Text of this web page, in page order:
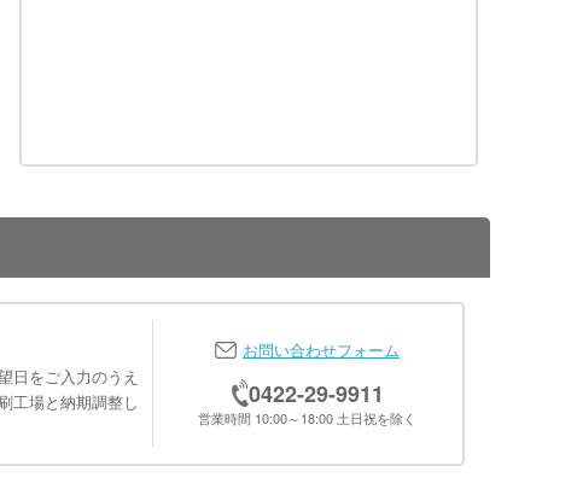
日をご入力のうえ
工場と納期調整し
お問い合わせフォーム
0422-29-9911
営業時間 10:00～18:00 土日祝を除く